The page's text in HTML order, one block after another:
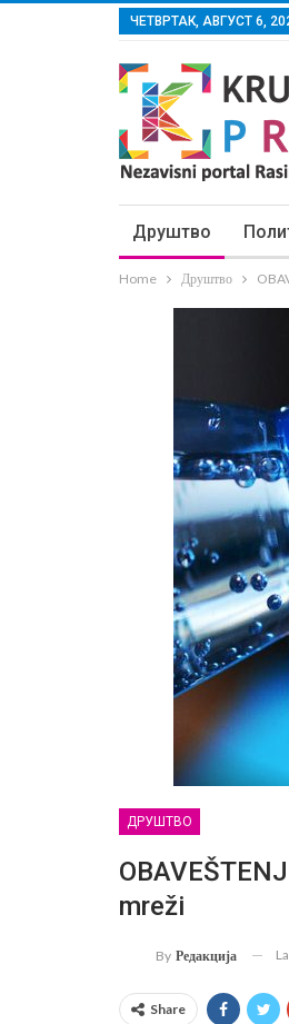
ЧЕТВРТАК, АВГУСТ 6,
Друштво
Home Друштво
ДРУШТВО
mreži
By Редакција
Share